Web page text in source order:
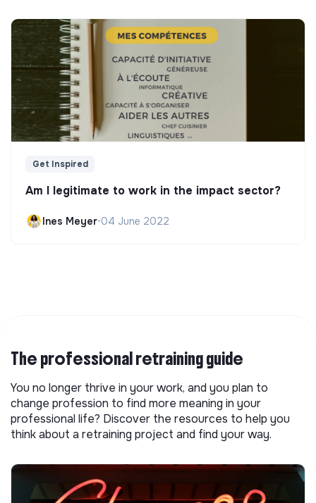
Get Inspired
Am I legitimate to work in the impact sector?
Ines Meyer•04 June 2022
The professional retraining guide
You no longer thrive in your work, and you plan to
change profession to find more meaning in your
professional life? Discover the resources to help you
think about a retraining project and find your way.